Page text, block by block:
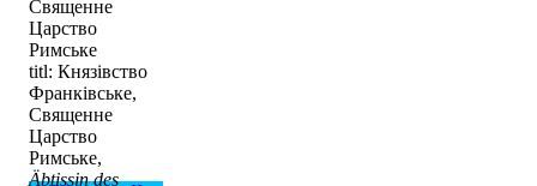
Священне
Царство
Римське
titl: Князівство
Франківське,
Священне
Царство
Римське,
Äbtissin des